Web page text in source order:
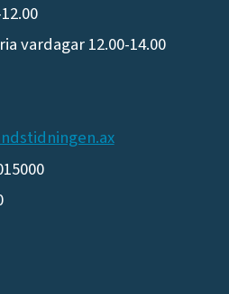
vardagar 12.00-14.00